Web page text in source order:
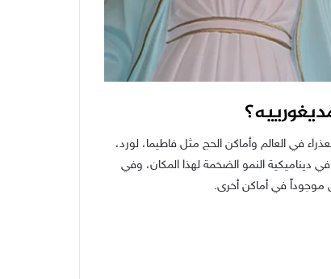
في العالم وأماكن الحج مثل فاطيما، لورد،
النمو الضخمة لهذا المكان، وفي
موجوداً في أماكن أخرى.